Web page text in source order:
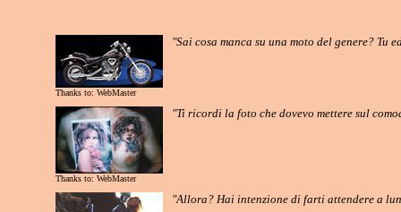
Thanks to: WebMaster
"Sai cosa manca su una moto del genere? Tu
Thanks to: WebMaster
"Ti ricordi la foto che dovevo mettere sul
"Allora? Hai intenzione di farti attendere a